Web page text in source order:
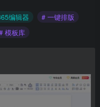
编辑器
# 一键排版
模板库